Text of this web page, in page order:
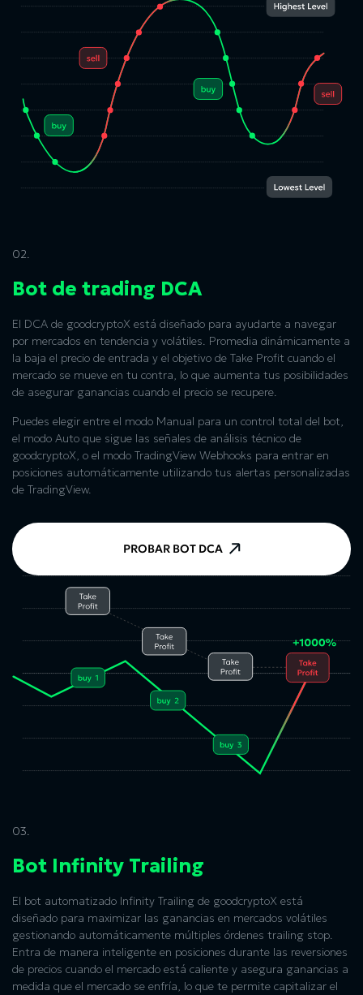
02.
Bot de trading DCA
El DCA de goodcryptoX está diseñado para ayudarte a navegar
por mercados en tendencia y volátiles. Promedia dinámicamente a
la baja el precio de entrada y el objetivo de Take Profit cuando el
mercado se mueve en tu contra, lo que aumenta tus posibilidades
de asegurar ganancias cuando el precio se recupere.
Puedes elegir entre el modo Manual para un control total del bot,
el modo Auto que sigue las señales de análisis técnico de
goodcryptoX, o el modo TradingView Webhooks para entrar en
posiciones automáticamente utilizando tus alertas personalizadas
de TradingView.
PROBAR BOT DCA
03.
Bot Infinity Trailing
El bot automatizado Infinity Trailing de goodcryptoX está
diseñado para maximizar las ganancias en mercados volátiles
gestionando automáticamente múltiples órdenes trailing stop.
Entra de manera inteligente en posiciones durante las reversiones
de precios cuando el mercado está caliente y asegura ganancias a
medida que el mercado se enfría, lo que te permite capitalizar el